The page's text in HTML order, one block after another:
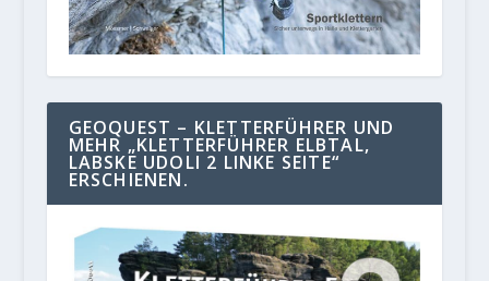
GEOQUEST – KLETTERFÜHRER UND
MEHR „KLETTERFÜHRER ELBTAL,
LABSKE UDOLI 2 LINKE SEITE“
ERSCHIENEN.